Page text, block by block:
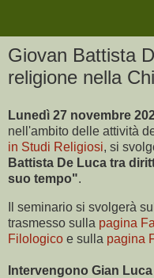
Giovan Battista
religione nella
Lunedì 27 novembre
nell'ambito delle attività
in Studi Religiosi, si
Battista De Luca tra
suo tempo".
Il seminario si svolgerà
trasmesso sulla pagina
Filologico e sulla pagina
Intervengono Gian